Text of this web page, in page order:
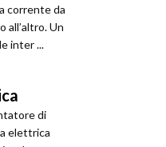
corrente da
all’altro. Un
inter ...
di
elettrica